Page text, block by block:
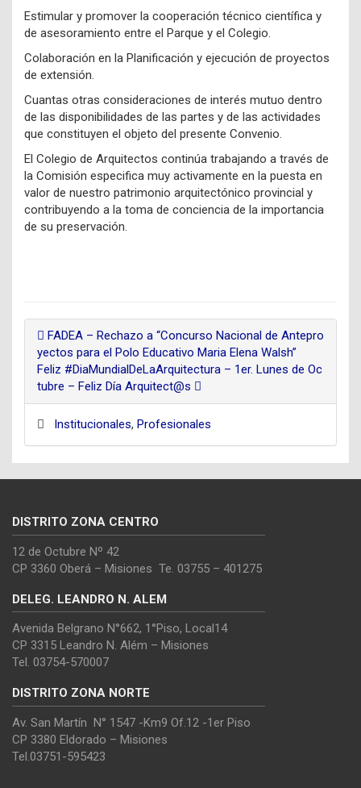
Estimular y promover la cooperación técnico científica y
de asesoramiento entre el Parque y el Colegio.
Colaboración en la Planificación y ejecución de proyectos
de extensión.
Cuantas otras consideraciones de interés mutuo dentro
de las disponibilidades de las partes y de las actividades
que constituyen el objeto del presente Convenio.
El Colegio de Arquitectos continúa trabajando a través de
la Comisión especifica muy activamente en la puesta en
valor de nuestro patrimonio arquitectónico provincial y
contribuyendo a la toma de conciencia de la importancia
de su preservación.
FADEA – Rechazo a “Concurso Nacional de Antepro
yectos para el Polo Educativo Maria Elena Walsh”
Feliz #DiaMundialDeLaArquitectura – 1er. Lunes de Oc
tubre – Feliz Día Arquitect@s
Institucionales, Profesionales
DISTRITO ZONA CENTRO
12 de Octubre Nº 42
CP 3360 Oberá – Misiones Te. 03755 – 401275
DELEG. LEANDRO N. ALEM
Avenida Belgrano N°662, 1°Piso, Local14
CP 3315 Leandro N. Além – Misiones
Tel. 03754-570007
DISTRITO ZONA NORTE
Av. San Martín N° 1547 -Km9 Of.12 -1er Piso
CP 3380 Eldorado – Misiones
Tel.03751-595423